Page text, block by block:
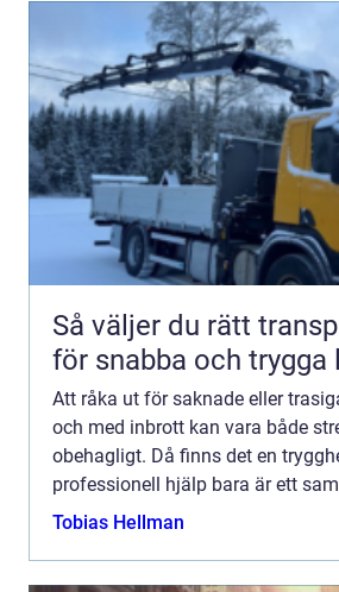
Så väljer du rätt
för snabba och trygga
Att råka ut för saknade eller
och med inbrott kan vara både
obehagligt. Då finns det en
professionell hjälp bara är ett
Låssmed i M...
Tobias Hellman